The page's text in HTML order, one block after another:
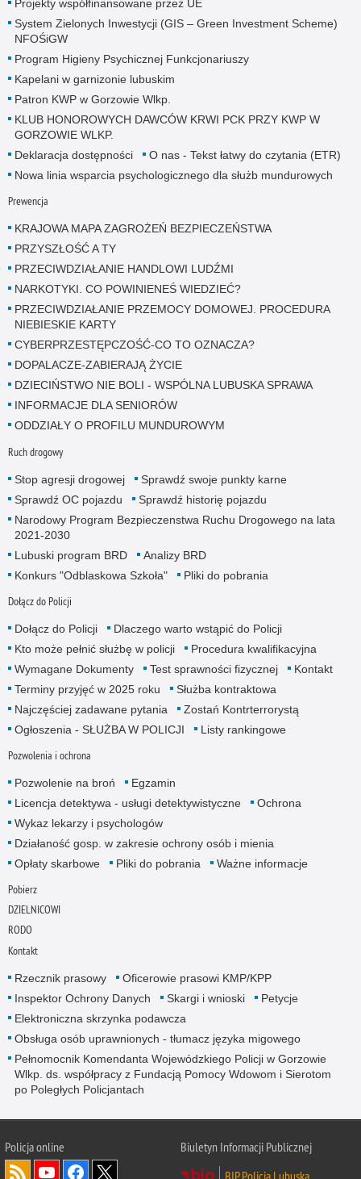
Projekty współfinansowane przez UE
System Zielonych Inwestycji (GIS – Green Investment Scheme)
NFOŚiGW
Program Higieny Psychicznej Funkcjonariuszy
Kapelani w garnizonie lubuskim
Patron KWP w Gorzowie Wlkp.
KLUB HONOROWYCH DAWCÓW KRWI PCK PRZY KWP W
GORZOWIE WLKP.
Deklaracja dostępności
O nas - Tekst łatwy do czytania (ETR)
Nowa linia wsparcia psychologicznego dla służb mundurowych
Prewencja
KRAJOWA MAPA ZAGROŻEŃ BEZPIECZEŃSTWA
PRZYSZŁOŚĆ A TY
PRZECIWDZIAŁANIE HANDLOWI LUDŹMI
NARKOTYKI. CO POWINIENEŚ WIEDZIEĆ?
PRZECIWDZIAŁANIE PRZEMOCY DOMOWEJ. PROCEDURA
NIEBIESKIE KARTY
CYBERPRZESTĘPCZOŚĆ-CO TO OZNACZA?
DOPALACZE-ZABIERAJĄ ŻYCIE
DZIECIŃSTWO NIE BOLI - WSPÓLNA LUBUSKA SPRAWA
INFORMACJE DLA SENIORÓW
ODDZIAŁY O PROFILU MUNDUROWYM
Ruch drogowy
Stop agresji drogowej
Sprawdź swoje punkty karne
Sprawdź OC pojazdu
Sprawdź historię pojazdu
Narodowy Program Bezpieczenstwa Ruchu Drogowego na lata
2021-2030
Lubuski program BRD
Analizy BRD
Konkurs "Odblaskowa Szkoła"
Pliki do pobrania
Dołącz do Policji
Dołącz do Policji
Dlaczego warto wstąpić do Policji
Kto może pełnić służbę w policji
Procedura kwalifikacyjna
Wymagane Dokumenty
Test sprawności fizycznej
Kontakt
Terminy przyjęć w 2025 roku
Służba kontraktowa
Najczęściej zadawane pytania
Zostań Kontrterrorystą
Ogłoszenia - SŁUŻBA W POLICJI
Listy rankingowe
Pozwolenia i ochrona
Pozwolenie na broń
Egzamin
Licencja detektywa - usługi detektywistyczne
Ochrona
Wykaz lekarzy i psychologów
Działaność gosp. w zakresie ochrony osób i mienia
Opłaty skarbowe
Pliki do pobrania Ważne informacje
Pobierz
DZIELNICOWI
RODO
Kontakt
Rzecznik prasowy
Oficerowie prasowi KMP/KPP
Inspektor Ochrony Danych
Skargi i wnioski
Petycje
Elektroniczna skrzynka podawcza
Obsługa osób uprawnionych - tłumacz języka migowego
Pełnomocnik Komendanta Wojewódzkiego Policji w Gorzowie
Wlkp. ds. współpracy z Fundacją Pomocy Wdowom i Sierotom
po Poległych Policjantach
Policja online
Biuletyn Informacji Publicznej